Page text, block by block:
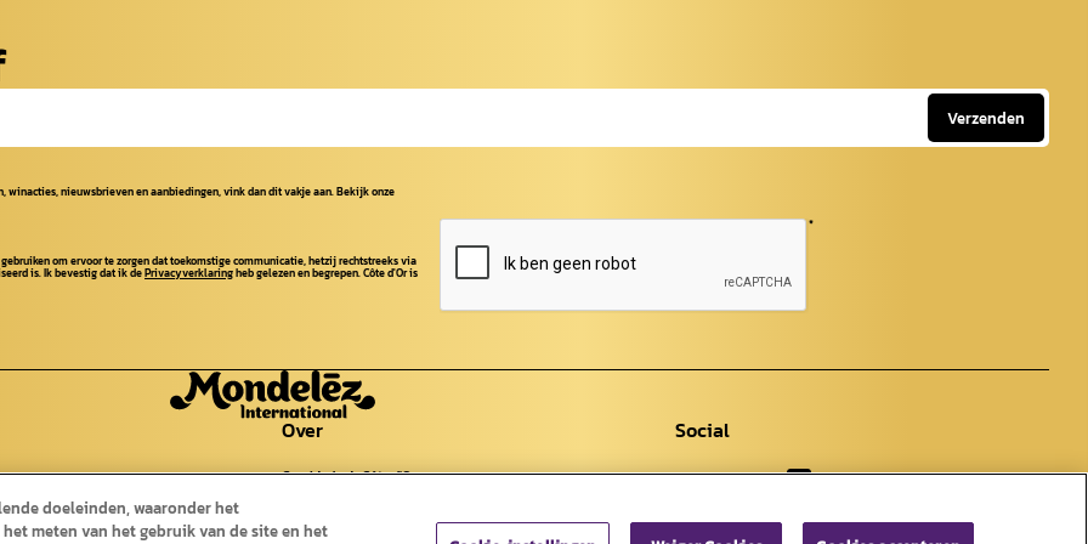
Verzenden
nieuwsbrieven en aanbiedingen, vink dan dit vakje aan. Bekijk onze
om ervoor te zorgen dat toekomstige communicatie, hetzij rechtstreeks via
is. Ik bevestig dat ik dePrivacyverklaringheb gelezen en begrepen. Côte d'Or is
*
Over
Geschiedenis Côte d'Or
Contact
Social
Facebook
Youtube
doeleinden, waaronder het
meten van het gebruik van de site en het